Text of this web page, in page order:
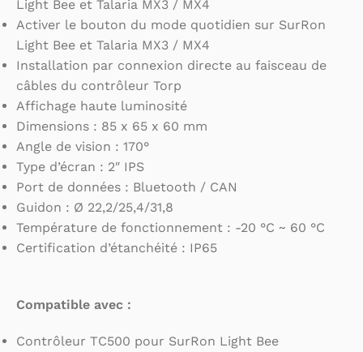
Light Bee et Talaria MX3 / MX4
Activer le bouton du mode quotidien sur SurRon
Light Bee et Talaria MX3 / MX4
Installation par connexion directe au faisceau de
câbles du contrôleur Torp
Affichage haute luminosité
Dimensions : 85 x 65 x 60 mm
Angle de vision : 170°
Type d’écran : 2″ IPS
Port de données : Bluetooth / CAN
Guidon : Ø 22,2/25,4/31,8
Température de fonctionnement : -20 °C ~ 60 °C
Certification d’étanchéité : IP65
Compatible avec :
Contrôleur TC500 pour SurRon Light Bee